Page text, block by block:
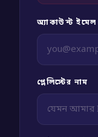
অ্যাকাউন্ট
প্লেলিস্টের নাম